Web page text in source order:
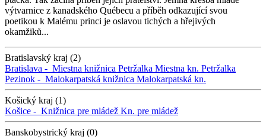
výtvarnice z kanadského Québecu a příběh odkazující svou
poetikou k Malému princi je oslavou tichých a hřejivých
okamžiků...
Bratislavský kraj (2)
Bratislava - Miestna knižnica Petržalka Miestna kn. Petržalka
Pezinok - Malokarpatská knižnica Malokarpatská kn.
Košický kraj (1)
Košice - Knižnica pre mládež Kn. pre mládež
Banskobystrický kraj (0)